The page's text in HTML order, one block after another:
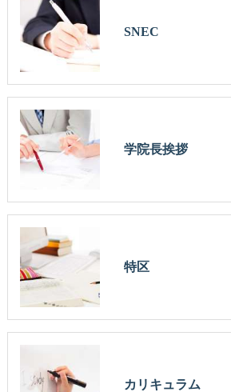
SNEC
学院長挨拶
特区
カリキュラム